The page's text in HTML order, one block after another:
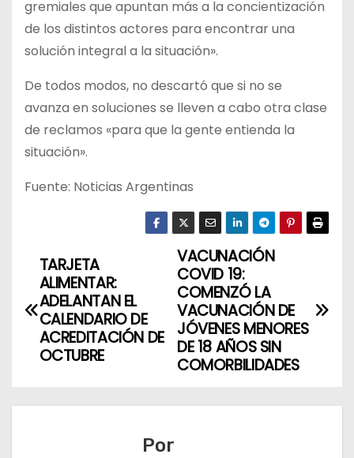
gremiales que apuntan más a la concientización
de los distintos actores para encontrar una
solución integral a la situación».
De todos modos, no descartó que si no se
avanza en soluciones se lleven a cabo otra clase
de reclamos «para que la gente entienda la
situación».
Fuente: Noticias Argentinas
N
a
VACUNACIÓN
COVID 19:
COMENZÓ LA
VACUNACIÓN DE
JÓVENES MENORES
DE 18 AÑOS SIN
COMORBILIDADES
TARJETA
ALIMENTAR:
ADELANTAN EL
CALENDARIO DE
ACREDITACIÓN DE
OCTUBRE
Por